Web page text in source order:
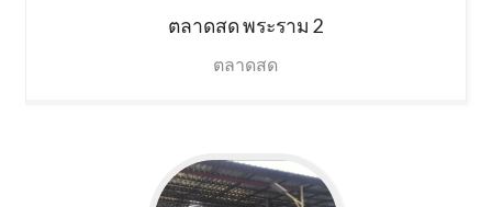
ตลาดสดพระราม 2
ตลาดสด